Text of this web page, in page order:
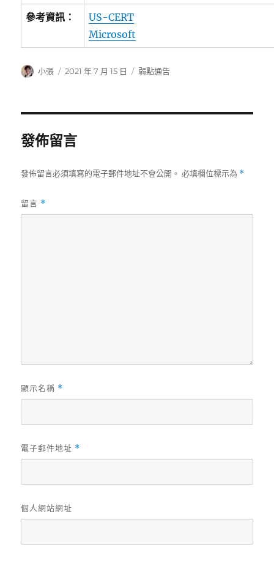
參考資訊：
US-CERT
Microsoft
作
小張
發
2021 年 7 月 15 日
分
弱點通告
發佈留言
發佈留言必須填寫的電子郵件地址不會公開。 必填欄位標示為 *
留言 *
顯示名稱 *
電子郵件地址 *
個人網站網址